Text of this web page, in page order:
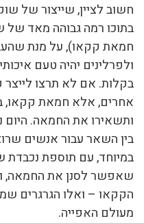
חשוב לציין, שייצור של
בתוכו רמה גבוהה מאד של
חמאת קקאו), על מנת
ולפרלינים יהיה טעם
בקלות. אם לא תרצו לייצר
אחרים, אלא חמאת קקאו,
ותשאירו את החמאה. היום
בין השאר עבור אנשים
במיוחד, עם תוספת
שאפשר לסנן את החמאה,
הקקאו – ואלו הגרגרים
מעולם האפייה.